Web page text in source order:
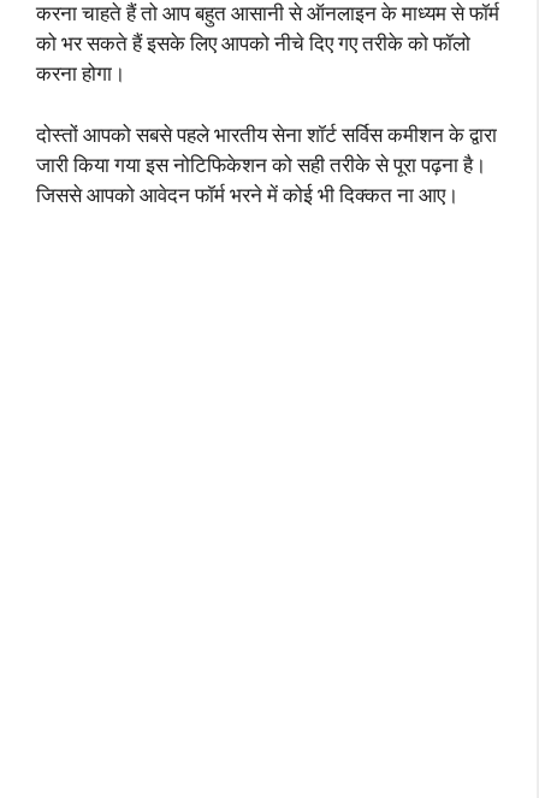
करना चाहते हैं तो आप बहुत आसानी से ऑनलाइन के माध्यम से फॉर्म
को भर सकते हैं इसके लिए आपको नीचे दिए गए तरीके को फॉलो
करना होगा।
दोस्तों आपको सबसे पहले भारतीय सेना शॉर्ट सर्विस कमीशन के द्वारा
जारी किया गया इस नोटिफिकेशन को सही तरीके से पूरा पढ़ना है।
जिससे आपको आवेदन फॉर्म भरने में कोई भी दिक्कत ना आए।